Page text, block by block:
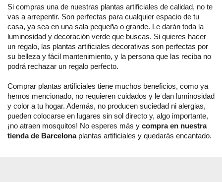
Si compras una de nuestras plantas artificiales de calidad, no te
vas a arrepentir. Son perfectas para cualquier espacio de tu
casa, ya sea en una sala pequeña o grande. Le darán toda la
luminosidad y decoración verde que buscas. Si quieres hacer
un regalo, las plantas artificiales decorativas son perfectas por
su belleza y fácil mantenimiento, y la persona que las reciba no
podrá rechazar un regalo perfecto.
Comprar plantas artificiales tiene muchos beneficios, como ya
hemos mencionado, no requieren cuidados y le dan luminosidad
y color a tu hogar. Además, no producen suciedad ni alergias,
pueden colocarse en lugares sin sol directo y, algo importante,
¡no atraen mosquitos! No esperes más y compra en nuestra
tienda de Barcelona plantas artificiales y quedarás encantado.